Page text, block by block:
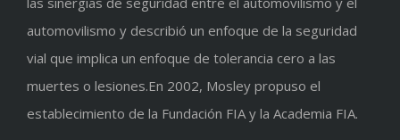
automovilismo y describió un enfoque de la seguridad
vial que implica un enfoque de tolerancia cero a las
muertes o lesiones.En 2002, Mosley propuso el
establecimiento de la Fundación FIA y la Academia FIA.